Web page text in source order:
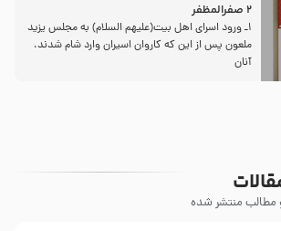
2 صفرالمظفر
1ـ ورود اسراى اهل بیت‌(علیهم السلام) به مجلس یزید
ملعون پس از این كه كاروان اسیران وارد شام شدند،
آنان
مطالب منتشر شده